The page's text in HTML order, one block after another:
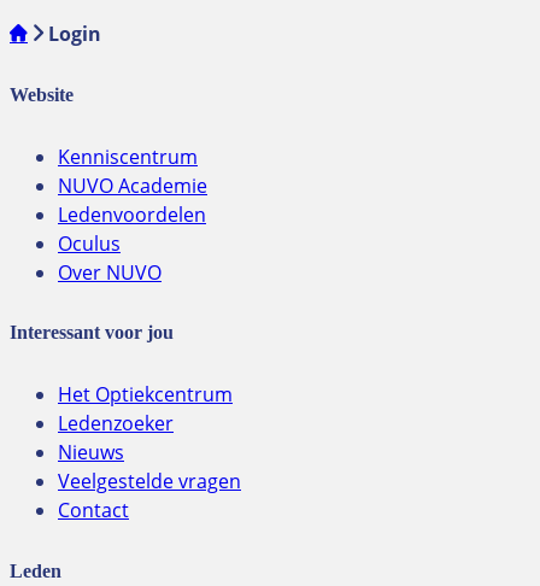
Login
Website
Kenniscentrum
NUVO Academie
Ledenvoordelen
Oculus
Over NUVO
Interessant voor jou
Het Optiekcentrum
Ledenzoeker
Nieuws
Veelgestelde vragen
Contact
Leden